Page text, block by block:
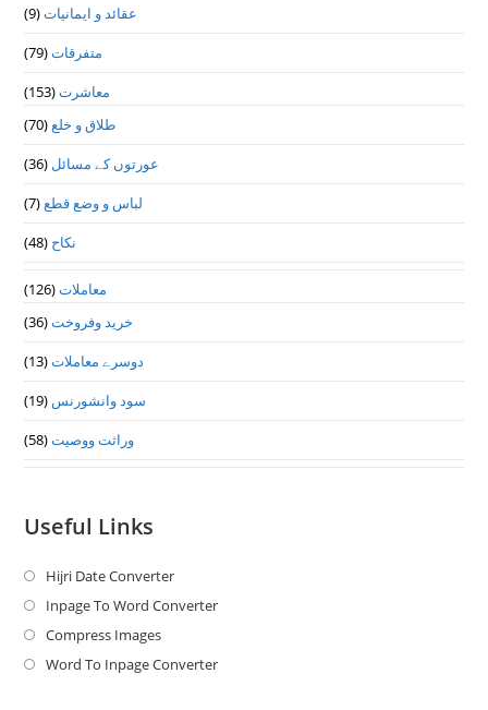
عقائد و ایمانیات(9)
متفرقات(79)
معاشرت(153)
طلاق و خلع(70)
عورتوں کے مسائل (36)
لباس و وضع قطع(7)
نکاح (48)
معاملات(126)
خرید وفروخت(36)
دوسرے معاملات(13)
سود وانشورنس (19)
وراثت ووصيت(58)
Useful Links
Hijri Date ConverterOpens
in
new
Inpage To Word ConverterOpens
a
Compress ImagesOpens
in
Word To Inpage ConverterOpens